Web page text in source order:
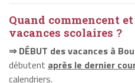
Quand commencent
vacances scolaires ?
⇒ DÉBUT des vacances à
débutent après le dernier
calendriers.